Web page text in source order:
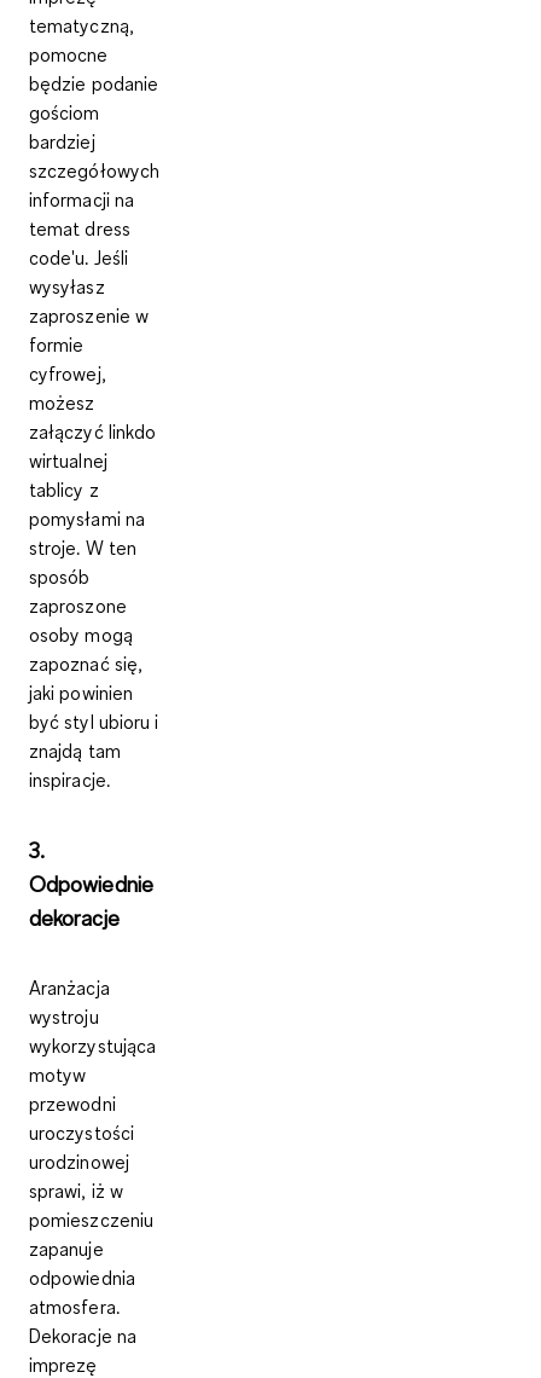
tematyczną,
pomocne
będzie podanie
gościom
bardziej
szczegółowych
informacji na
temat dress
code'u. Jeśli
wysyłasz
zaproszenie w
formie
cyfrowej,
możesz
załączyć linkdo
wirtualnej
tablicy z
pomysłami na
stroje. W ten
sposób
zaproszone
osoby mogą
zapoznać się,
jaki powinien
być styl ubioru i
znajdą tam
inspiracje.
3.
Odpowiednie
dekoracje
Aranżacja
wystroju
wykorzystująca
motyw
przewodni
uroczystości
urodzinowej
sprawi, iż w
pomieszczeniu
zapanuje
odpowiednia
atmosfera.
Dekoracje na
imprezę